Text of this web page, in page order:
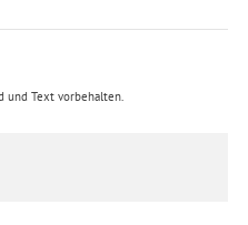
und Text vorbehalten.